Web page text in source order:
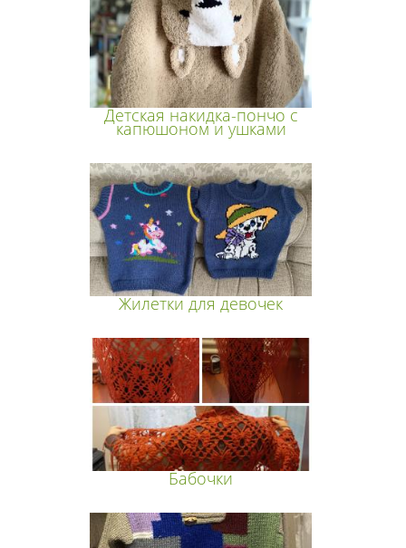
Детская накидка-пончо с
капюшоном и ушками
Жилетки для девочек
Бабочки